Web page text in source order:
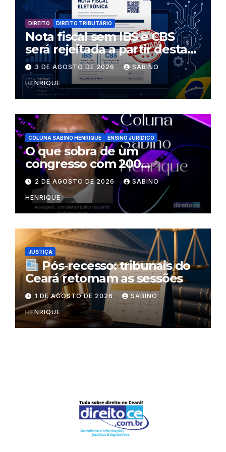
DIREITO DIREITO TRIBUTÁRIO
Nota fiscal sem IBS e CBS
será rejeitada a partir desta
segunda-feira
3 DE AGOSTO DE 2026 SABINO
HENRIQUE
COLUNA SABINO HENRIQUE ENSINO JURÍDICO
O que sobra de um
congresso com 200
palestrantes?
2 DE AGOSTO DE 2026 SABINO
HENRIQUE
JUSTIÇA
Pós-recesso: tribunais do
Ceará retomam as sessões
1 DE AGOSTO DE 2026 SABINO
HENRIQUE